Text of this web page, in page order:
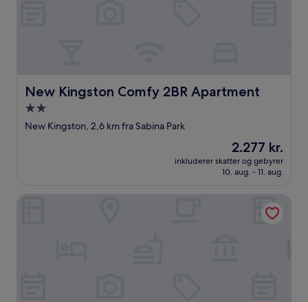
New Kingston Comfy 2BR Apartment
New Kingston Comfy 2BR Apartment
2.0-
stjernet
New Kingston, 2,6 km fra Sabina Park
Prisen
er
2.277 kr.
2.277 kr.
inkluderer skatter og gebyrer
10. aug. - 11. aug.